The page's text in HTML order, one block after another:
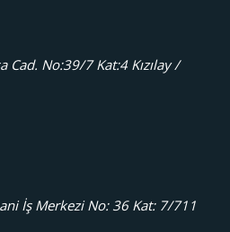
Cad. No:39/7 Kat:4 Kızılay /
İş Merkezi No: 36 Kat: 7/711